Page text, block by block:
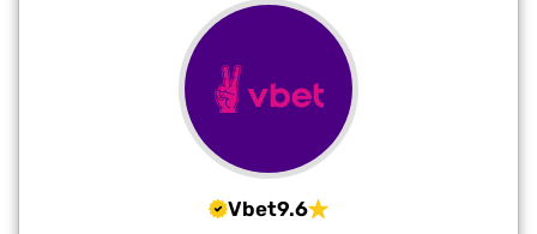
Vbet9.6